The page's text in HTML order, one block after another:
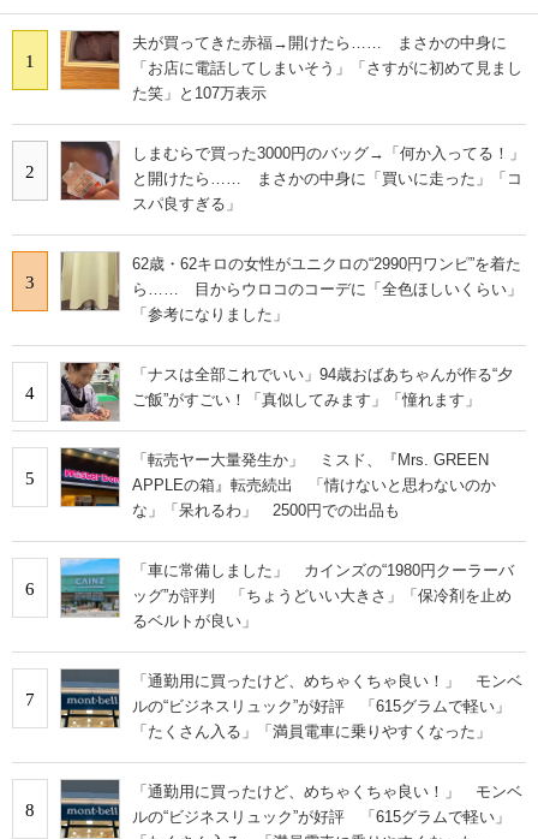
1
夫が買ってきた赤福→開けたら…… まさかの中身に
「お店に電話してしまいそう」「さすがに初めて見まし
た笑」と107万表示
2
しまむらで買った3000円のバッグ→「何か入ってる！」
と開けたら…… まさかの中身に「買いに走った」「コ
スパ良すぎる」
3
62歳・62キロの女性がユニクロの“2990円ワンピ”を着た
ら…… 目からウロコのコーデに「全色ほしいくらい」
「参考になりました」
4
「ナスは全部これでいい」94歳おばあちゃんが作る“夕
ご飯”がすごい！「真似してみます」「憧れます」
5
「転売ヤー大量発生か」 ミスド、『Mrs. GREEN
APPLEの箱』転売続出 「情けないと思わないのか
な」「呆れるわ」 2500円での出品も
6
「車に常備しました」 カインズの“1980円クーラーバ
ッグ”が評判 「ちょうどいい大きさ」「保冷剤を止め
るベルトが良い」
7
「通勤用に買ったけど、めちゃくちゃ良い！」 モンベ
ルの“ビジネスリュック”が好評 「615グラムで軽い」
「たくさん入る」「満員電車に乗りやすくなった」
8
「通勤用に買ったけど、めちゃくちゃ良い！」 モンベ
ルの“ビジネスリュック”が好評 「615グラムで軽い」